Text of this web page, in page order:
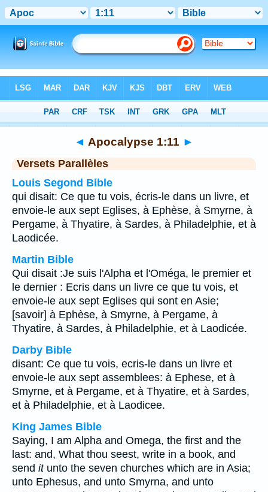
Chapitre 1 > Verset 11
◄ Apocalypse 1:11 ►
Versets Parallèles
Louis Segond Bible
qui disait: Ce que tu vois, écris-le dans un livre, et
envoie-le aux sept Eglises, à Ephèse, à Smyrne, à
Pergame, à Thyatire, à Sardes, à Philadelphie, et à
Laodicée.
Martin Bible
Qui disait :Je suis l'Alpha et l'Oméga, le premier et
le dernier : Ecris dans un livre ce que tu vois, et
envoie-le aux sept Eglises qui sont en Asie;
[savoir] à Ephèse, à Smyrne, à Pergame, à
Thyatire, à Sardes, à Philadelphie, et à Laodicée.
Darby Bible
disant: Ce que tu vois, ecris-le dans un livre et
envoie-le aux sept assemblees: à Ephese, et à
Smyrne, et à Pergame, et à Thyatire, et à Sardes,
et à Philadelphie, et à Laodicee.
King James Bible
Saying, I am Alpha and Omega, the first and the
last: and, What thou seest, write in a book, and
send itunto the seven churches which are in Asia;
unto Ephesus, and unto Smyrna, and unto